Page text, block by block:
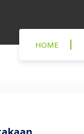
HOME